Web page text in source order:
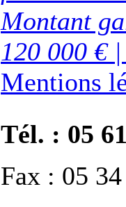
Montant
120 000 €
Mentions
Tél. : 05
Fax : 05